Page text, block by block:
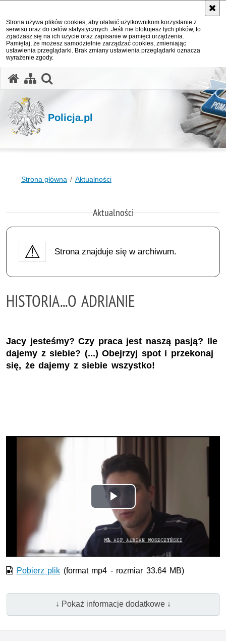
Strona używa plików cookies, aby ułatwić użytkownikom korzystanie z
serwisu oraz do celów statystycznych. Jeśli nie blokujesz tych plików, to
zgadzasz się na ich użycie oraz zapisanie w pamięci urządzenia.
Pamiętaj, że możesz samodzielnie zarządzać cookies, zmieniając
ustawienia przeglądarki. Brak zmiany ustawienia przeglądarki oznacza
wyrażenie zgody.
Policja.pl
Strona główna Aktualności
Aktualności
Strona znajduje się w archiwum.
HISTORIA...O ADRIANIE
Jacy jesteśmy? Czy praca jest naszą pasją? Ile
dajemy z siebie? (...) Obejrzyj spot i przekonaj
się, że dajemy z siebie wszystko!
Odtwórz
wideo
Pobierz plik (format mp4 - rozmiar 33.64 MB)
↓ Pokaż informacje dodatkowe ↓